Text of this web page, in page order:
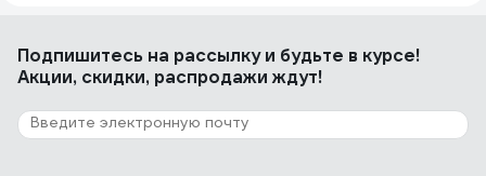
Подпишитесь на рассылкуи будьте в курсе!
Акции, скидки, распродажи ждут!